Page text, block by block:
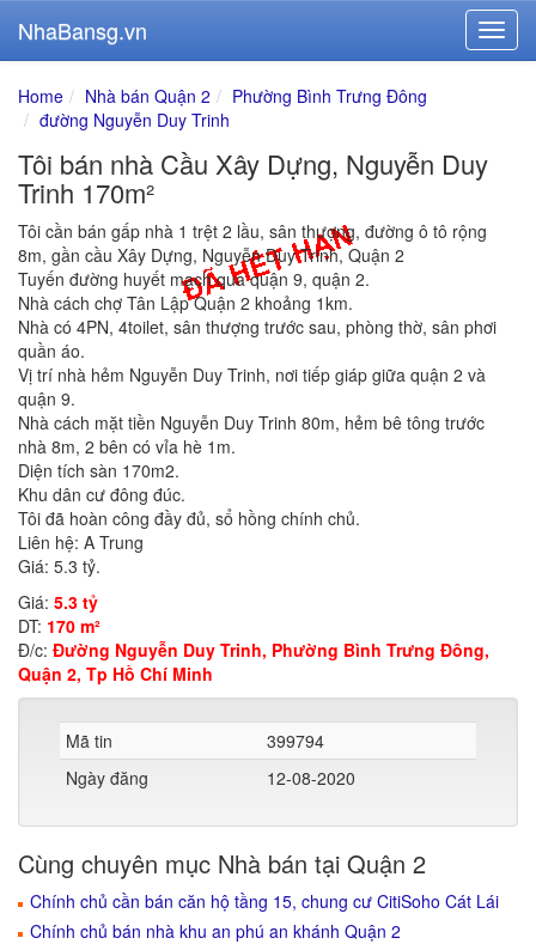
NhaBansg.vn
Home Nhà bán Quận 2
Phường Bình Trưng Đông
đường Nguyễn Duy Trinh
Tôi bán nhà Cầu Xây Dựng, Nguyễn Duy
Trinh 170m²
Tôi cần bán gấp nhà 1 trệt 2 lầu, sân thượng, đường ô tô rộng
8m, gần cầu Xây Dựng, Nguyễn Duy Trinh, Quận 2
Tuyến đường huyết mạch qua quận 9, quận 2.
Nhà cách chợ Tân Lập Quận 2 khoảng 1km.
Nhà có 4PN, 4toilet, sân thượng trước sau, phòng thờ, sân phơi
quần áo.
Vị trí nhà hẻm Nguyễn Duy Trinh, nơi tiếp giáp giữa quận 2 và
quận 9.
Nhà cách mặt tiền Nguyễn Duy Trinh 80m, hẻm bê tông trước
nhà 8m, 2 bên có vỉa hè 1m.
Diện tích sàn 170m2.
Khu dân cư đông đúc.
Tôi đã hoàn công đầy đủ, sổ hồng chính chủ.
Liên hệ: A Trung
Giá: 5.3 tỷ.
Giá: 5.3 tỷ
DT: 170 m²
Đ/c: Đường Nguyễn Duy Trinh, Phường Bình Trưng Đông,
Quận 2, Tp Hồ Chí Minh
Mã tin
399794
Ngày đăng
12-08-2020
Cùng chuyên mục Nhà bán tại Quận 2
Chính chủ cần bán căn hộ tầng 15, chung cư CitiSoho Cát Lái
Chính chủ bán nhà khu an phú an khánh Quận 2